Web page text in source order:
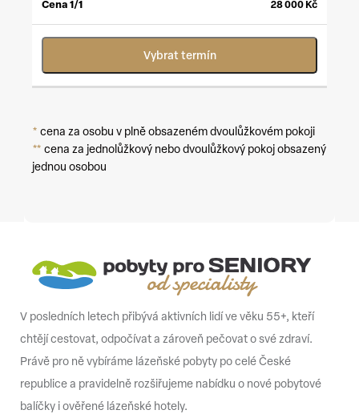
28 000 Kč
Vybrat termín
* cena za osobu v plně obsazeném dvoulůžkovém pokoji
** cena za jednolůžkový nebo dvoulůžkový pokoj obsazený
jednou osobou
V posledních letech přibývá aktivních lidí ve věku 55+, kteří
chtějí cestovat, odpočívat a zároveň pečovat o své zdraví.
Právě pro ně vybíráme lázeňské pobyty po celé České
republice a pravidelně rozšiřujeme nabídku o nové pobytové
balíčky i ověřené lázeňské hotely.